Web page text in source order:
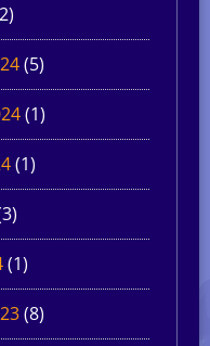
(5)
(1)
(1)
(1)
(8)